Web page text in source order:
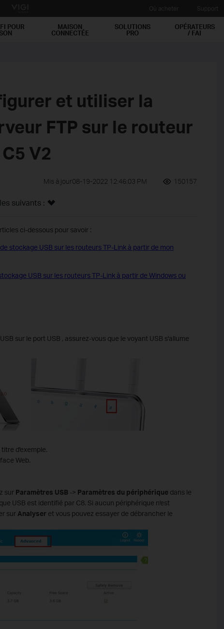
POUR MAISON
CONNECTÉE
SOLUTIONS
PRO
OPÉRATEURS
/ FAI
et utiliser la
FTP sur le routeur
V2
Mis à jour08-19-2022 12:46:03 PM 150157
suivants :
ci-dessous pour savoir :
stockage USB sur les routeurs TP-Link à partir de mon
USB sur les routeurs TP-Link à partir de Windows ou
sur le port USB , assurez-vous que le voyant USB s'allume
d'exemple.
Web.
sur Paramètres USB -> Paramètres du périphériquedans le
USB est identifié par C8. Si aucun périphérique n'est
sur Analyser et vous pouvez essayer de débrancher le